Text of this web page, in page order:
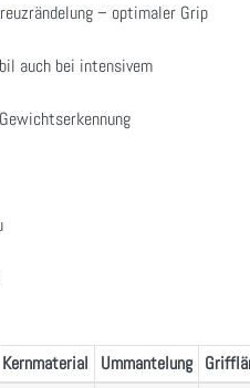
– optimaler Grip
auch bei intensivem
Kernmaterial Ummantelung